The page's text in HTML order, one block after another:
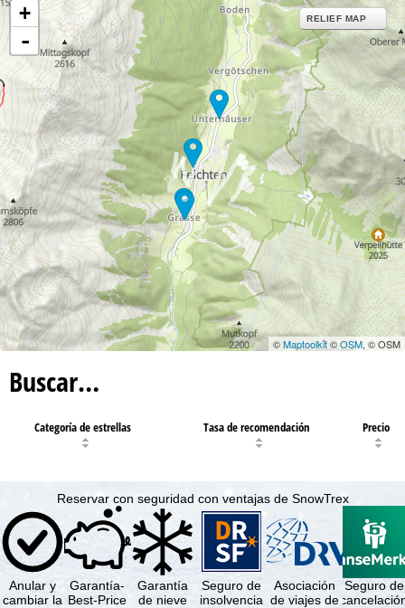
+
-
RELIEF MAP
©Maptoolkit©OSM, © OSM
Buscar…
Categoría de estrellas Tasa de recomendación Precio
Reservar con seguridad con ventajas de SnowTrex
Anular y
cambiar la
Garantía-
Best-Price
Garantía
de nieve
Seguro de
insolvencia
Asociación
de viajes de
Seguro de